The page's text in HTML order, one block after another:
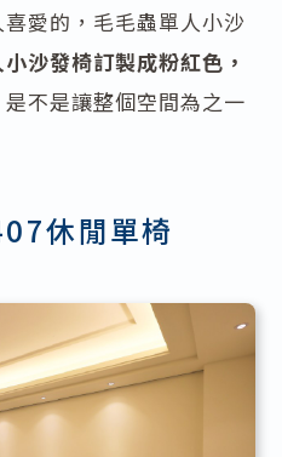
愛的，毛毛蟲單人小沙
沙發椅訂製成粉紅色，
是不是讓整個空間為之一
休閒單椅